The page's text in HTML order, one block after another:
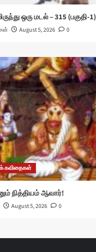
ஒரு மடல் – 315 (பகுதி-1)
August 5, 2026 0
கவிதைகள்
நித்தியம் ஆவார்!
August 5, 2026 0